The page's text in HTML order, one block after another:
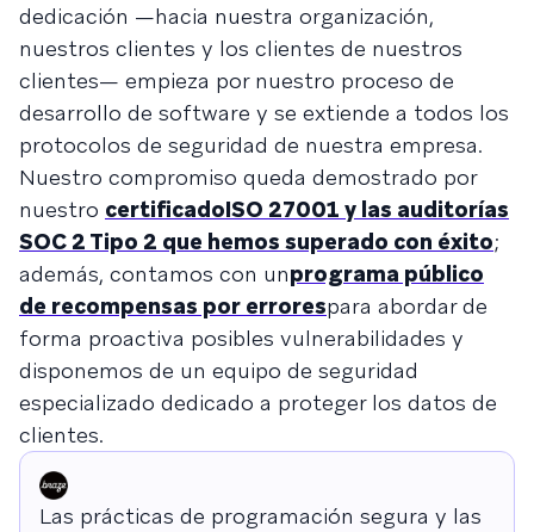
dedicación —hacia nuestra organización,
nuestros clientes y los clientes de nuestros
clientes— empieza por nuestro proceso de
desarrollo de software y se extiende a todos los
protocolos de seguridad de nuestra empresa.
Nuestro compromiso queda demostrado por
nuestro certificadoISO 27001 y las auditorías
SOC 2 Tipo 2 que hemos superado con éxito;
además, contamos con unprograma público
de recompensas por errorespara abordar de
forma proactiva posibles vulnerabilidades y
disponemos de un equipo de seguridad
especializado dedicado a proteger los datos de
clientes.
Las prácticas de programación segura y las